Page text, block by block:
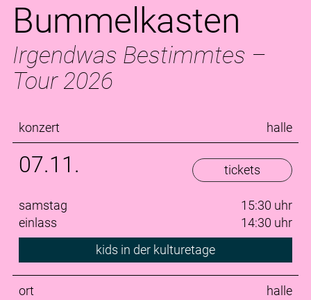
Bummelkasten
Irgendwas Bestimmtes –
Tour 2026
konzert halle
07.11. tickets
samstag
15:30 uhr
einlass
14:30 uhr
kids in der kulturetage
ort
halle